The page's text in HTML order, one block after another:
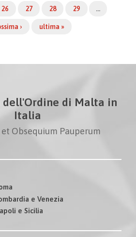
26 27 28 29 …
› ultima »
dell'Ordine di Malta in
Italia
Obsequium Pauperum
e Venezia
e Sicilia